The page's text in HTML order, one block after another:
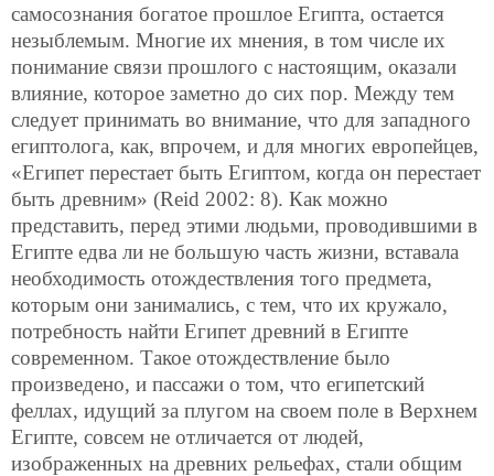
самосознания богатое прошлое Египта, остается
незыблемым. Многие их мнения, в том числе их
понимание связи прошлого с настоящим, оказали
влияние, которое заметно до сих пор. Между тем
следует принимать во внимание, что для западного
египтолога, как, впрочем, и для многих европейцев,
«Египет перестает быть Египтом, когда он перестает
быть древним» (Reid 2002: 8). Как можно
представить, перед этими людьми, проводившими в
Египте едва ли не большую часть жизни, вставала
необходимость отождествления того предмета,
которым они занимались, с тем, что их кружало,
потребность найти Египет древний в Египте
современном. Такое отождествление было
произведено, и пассажи о том, что египетский
феллах, идущий за плугом на своем поле в Верхнем
Египте, совсем не отличается от людей,
изображенных на древних рельефах, стали общим